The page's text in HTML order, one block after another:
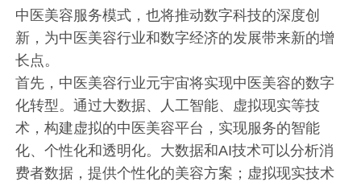
中医美容服务模式，也将推动数字科技的深度创
新，为中医美容行业和数字经济的发展带来新的增
长点。
首先，中医美容行业元宇宙将实现中医美容的数字
化转型。通过大数据、人工智能、虚拟现实等技
术，构建虚拟的中医美容平台，实现服务的智能
化、个性化和透明化。大数据和AI技术可以分析消
费者数据，提供个性化的美容方案；虚拟现实技术